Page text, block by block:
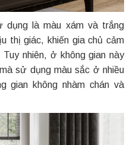
dụng là màu xám và trắng
thị giác, khiến gia chủ cảm
nhiên, ở không gian này
sử dụng màu sắc ở nhiều
gian không nhàm chán và